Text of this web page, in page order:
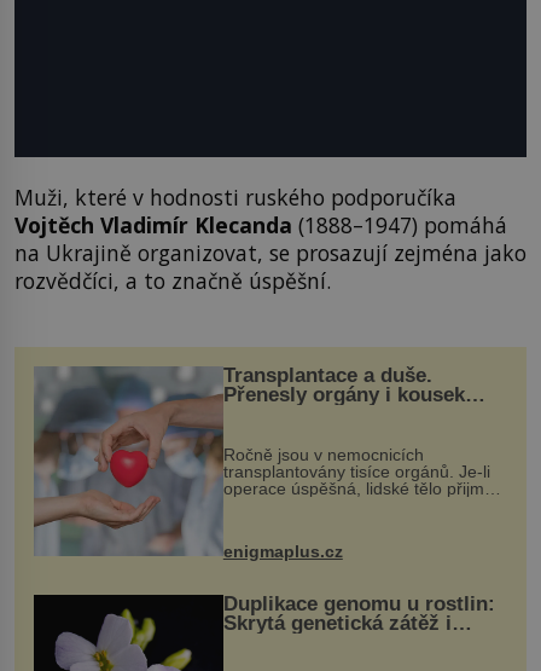
Muži, které v hodnosti ruského podporučíka
Vojtěch Vladimír Klecanda (1888–1947) pomáhá
na Ukrajině organizovat, se prosazují zejména jako
rozvědčíci, a to značně úspěšní.
Transplantace a duše.
Přenesly orgány i kousek
Ročně jsou v nemocnicích
transplantovány tisíce orgánů. Je-li
operace úspěšná, lidské tělo přijme
enigmaplus.cz
Duplikace genomu u rostlin:
Skrytá genetická zátěž i